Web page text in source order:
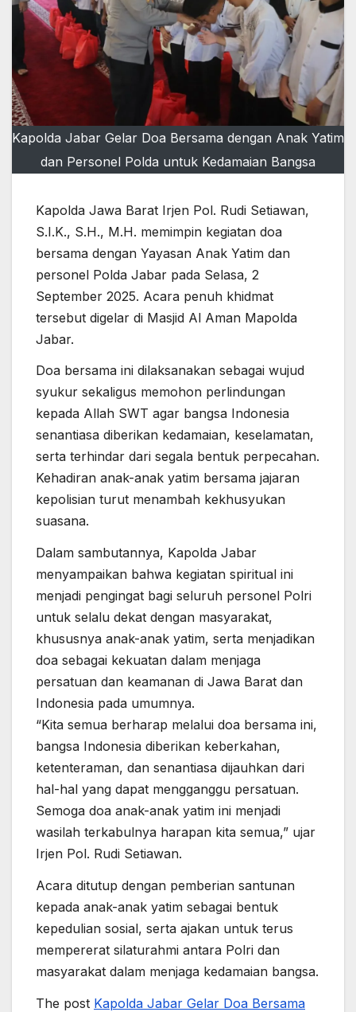
Kapolda Jabar Gelar Doa Bersama dengan Anak Yatim
dan Personel Polda untuk Kedamaian Bangsa
Kapolda Jawa Barat Irjen Pol. Rudi Setiawan,
S.I.K., S.H., M.H. memimpin kegiatan doa
bersama dengan Yayasan Anak Yatim dan
personel Polda Jabar pada Selasa, 2
September 2025. Acara penuh khidmat
tersebut digelar di Masjid Al Aman Mapolda
Jabar.
Doa bersama ini dilaksanakan sebagai wujud
syukur sekaligus memohon perlindungan
kepada Allah SWT agar bangsa Indonesia
senantiasa diberikan kedamaian, keselamatan,
serta terhindar dari segala bentuk perpecahan.
Kehadiran anak-anak yatim bersama jajaran
kepolisian turut menambah kekhusyukan
suasana.
Dalam sambutannya, Kapolda Jabar
menyampaikan bahwa kegiatan spiritual ini
menjadi pengingat bagi seluruh personel Polri
untuk selalu dekat dengan masyarakat,
khususnya anak-anak yatim, serta menjadikan
doa sebagai kekuatan dalam menjaga
persatuan dan keamanan di Jawa Barat dan
Indonesia pada umumnya.
“Kita semua berharap melalui doa bersama ini,
bangsa Indonesia diberikan keberkahan,
ketenteraman, dan senantiasa dijauhkan dari
hal-hal yang dapat mengganggu persatuan.
Semoga doa anak-anak yatim ini menjadi
wasilah terkabulnya harapan kita semua,” ujar
Irjen Pol. Rudi Setiawan.
Acara ditutup dengan pemberian santunan
kepada anak-anak yatim sebagai bentuk
kepedulian sosial, serta ajakan untuk terus
mempererat silaturahmi antara Polri dan
masyarakat dalam menjaga kedamaian bangsa.
The post Kapolda Jabar Gelar Doa Bersama